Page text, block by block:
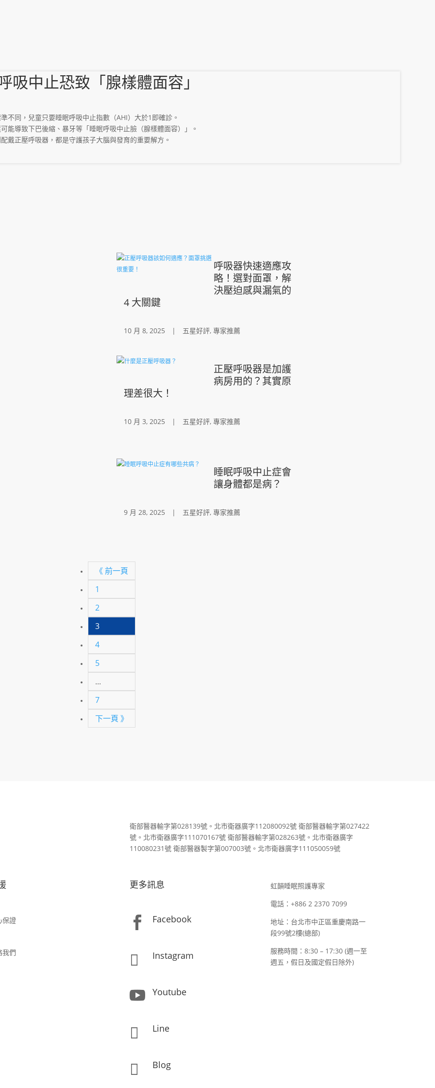
中止恐致「腺樣體面容」
不同，兒童只要睡眠呼吸中止指數（AHI）大於1即確診。
能導致下巴後縮、暴牙等「睡眠呼吸中止臉（腺樣體面容）」。
戴正壓呼吸器，都是守護孩子大腦與發育的重要解方。
呼吸器快速適應攻
略！選對面罩，解
決壓迫感與漏氣的
4 大關鍵
10 月 8, 2025 | 五星好評, 專家推薦
正壓呼吸器是加護
病房用的？其實原
理差很大！
10 月 3, 2025 | 五星好評, 專家推薦
睡眠呼吸中止症會
讓身體都是病？
9 月 28, 2025 | 五星好評, 專家推薦
《 前一頁
1
2
3
4
5
...
7
下一頁 》
衛部醫器輸字第028139號。北市衛器廣字112080092號 衛部醫器輸字第027422
號。北市衛器廣字111070167號 衛部醫器輸字第028263號。北市衛器廣字
110080231號 衛部醫器製字第007003號。北市衛器廣字111050059號
保證
我們
更多訊息
 Facebook
 Instagram
 Youtube
 Line
 Blog
虹韻睡眠照護專家
電話：+886 2 2370 7099
地址：台北市中正區重慶南路一
段99號2樓(總部)
服務時間：8:30 – 17:30 (週一至
週五，假日及國定假日除外)